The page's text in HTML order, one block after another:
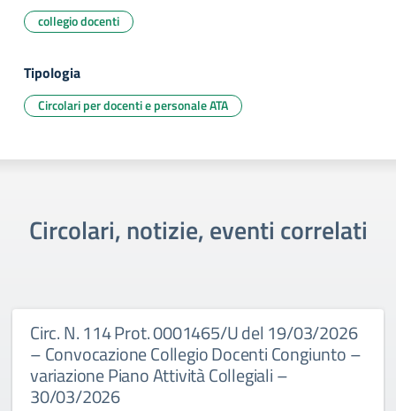
collegio docenti
Tipologia
Circolari per docenti e personale ATA
Circolari, notizie, eventi correlati
Circ. N. 114 Prot. 0001465/U del 19/03/2026
– Convocazione Collegio Docenti Congiunto –
variazione Piano Attività Collegiali –
30/03/2026